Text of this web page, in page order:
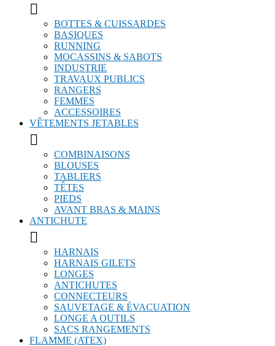

BOTTES & CUISSARDES
BASIQUES
RUNNING
MOCASSINS & SABOTS
INDUSTRIE
TRAVAUX PUBLICS
RANGERS
FEMMES
ACCESSOIRES
VÊTEMENTS JETABLES

COMBINAISONS
BLOUSES
TABLIERS
TÊTES
PIEDS
AVANT BRAS & MAINS
ANTICHUTE

HARNAIS
HARNAIS GILETS
LONGES
ANTICHUTES
CONNECTEURS
SAUVETAGE & ÉVACUATION
LONGE A OUTILS
SACS RANGEMENTS
FLAMME (ATEX)